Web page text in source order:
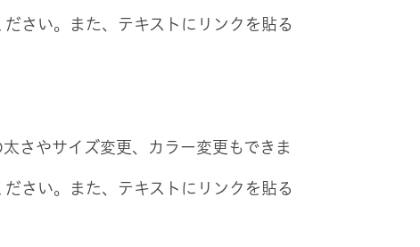
さい。また、テキストにリンクを貼る
さやサイズ変更、カラー変更もできま
さい。また、テキストにリンクを貼る